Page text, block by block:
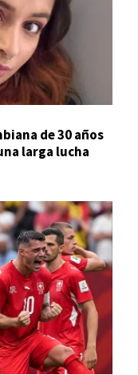
de 30 años
larga lucha